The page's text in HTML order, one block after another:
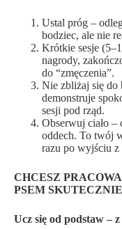
Ustal próg –
bodziec, ale nie
Krótkie sesje
nagrody,
do “zmęczenia”.
Nie zbliżaj się do
demonstruje
sesji pod rząd.
Obserwuj ciało –
oddech. To twój
razu po wyjściu z
CHCESZ
PSEM
Ucz się od podstaw –